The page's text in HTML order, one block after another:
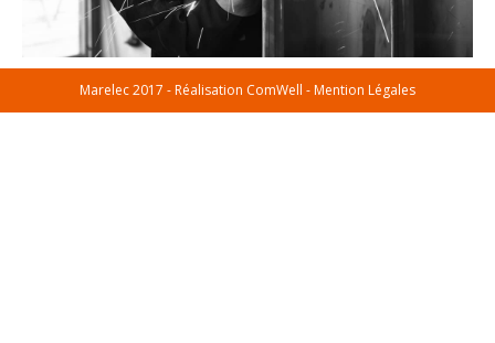
Marelec 2017 - Réalisation ComWell - Mention Légales